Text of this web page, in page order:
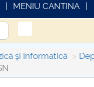
MENIU CANTINA
şi Informaticã